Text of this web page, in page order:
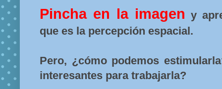
Pincha en la imagen y
que es la percepción espacial.
Pero, ¿cómo podemos
interesantes para trabajarla?